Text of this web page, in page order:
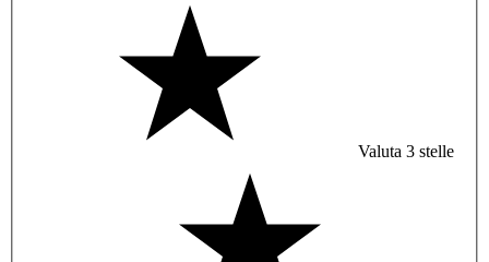
Valuta 3 stelle